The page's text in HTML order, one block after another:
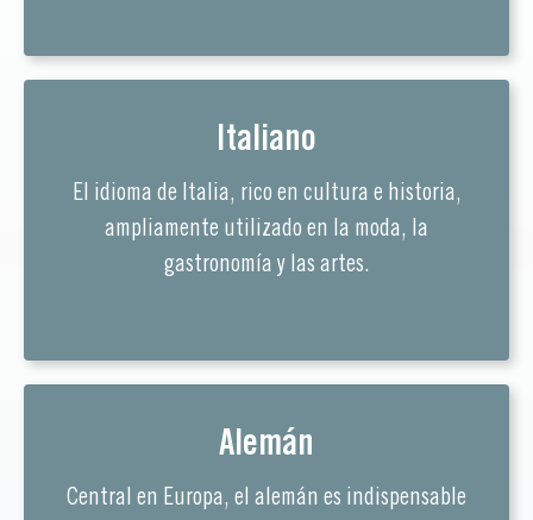
Italiano
El idioma de Italia, rico en cultura e historia,
ampliamente utilizado en la moda, la
gastronomía y las artes.
Alemán
Central en Europa, el alemán es indispensable